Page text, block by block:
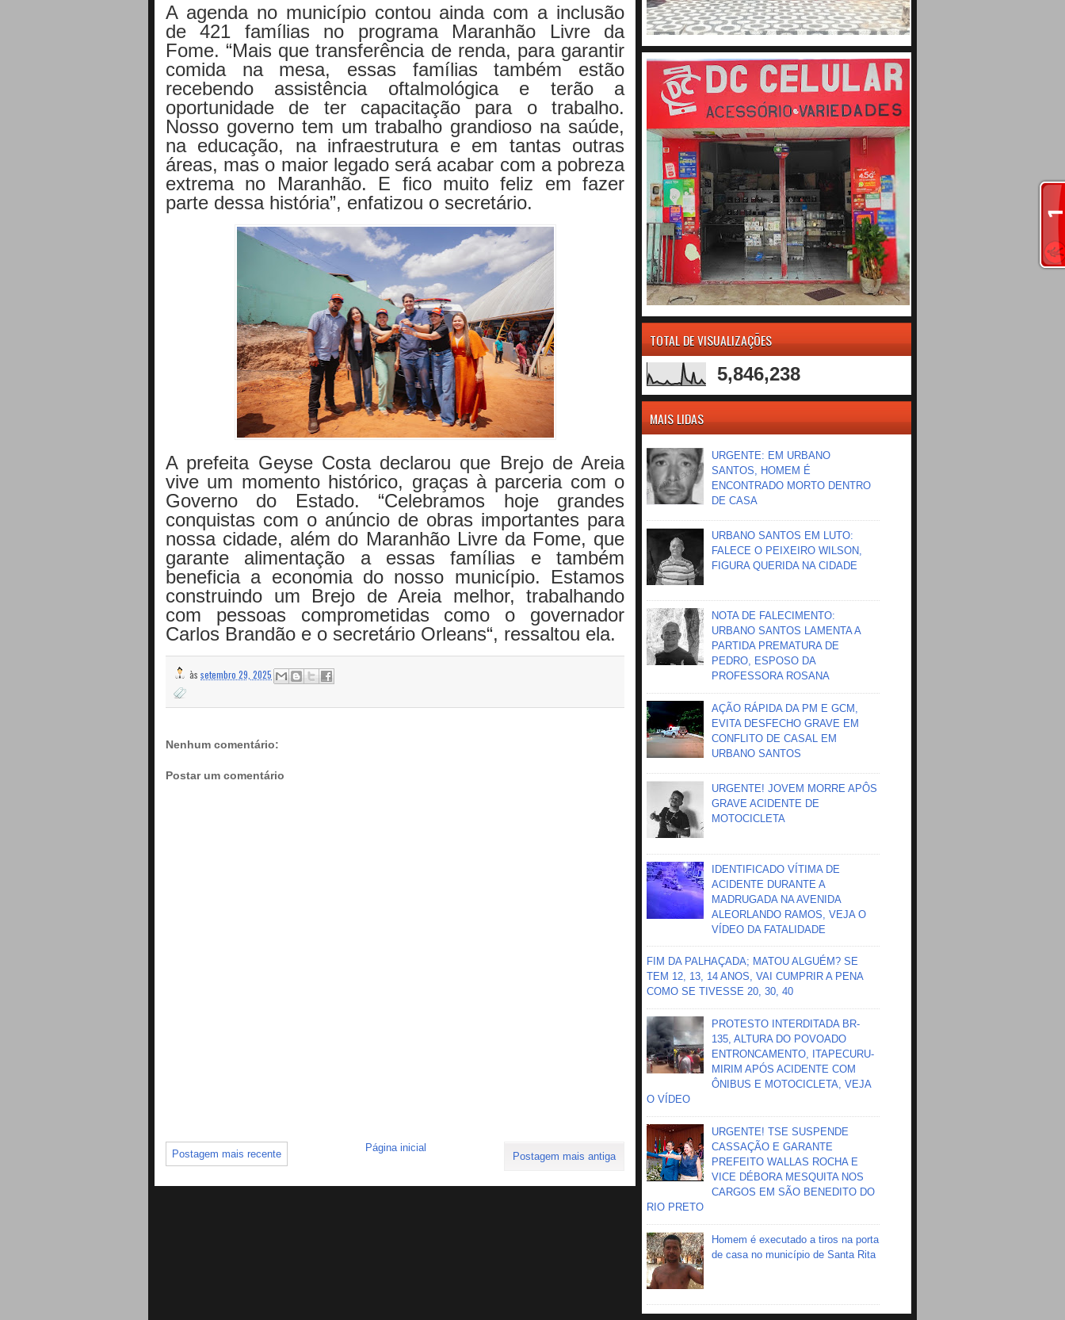
A agenda no município contou ainda com a inclusão
de 421 famílias no programa Maranhão Livre da
Fome. “Mais que transferência de renda, para garantir
comida na mesa, essas famílias também estão
recebendo assistência oftalmológica e terão a
oportunidade de ter capacitação para o trabalho.
Nosso governo tem um trabalho grandioso na saúde,
na educação, na infraestrutura e em tantas outras
áreas, mas o maior legado será acabar com a pobreza
extrema no Maranhão. E fico muito feliz em fazer
parte dessa história”, enfatizou o secretário.
A prefeita Geyse Costa declarou que Brejo de Areia
vive um momento histórico, graças à parceria com o
Governo do Estado. “Celebramos hoje grandes
conquistas com o anúncio de obras importantes para
nossa cidade, além do Maranhão Livre da Fome, que
garante alimentação a essas famílias e também
beneficia a economia do nosso município. Estamos
construindo um Brejo de Areia melhor, trabalhando
com pessoas comprometidas como o governador
Carlos Brandão e o secretário Orleans“, ressaltou ela.
às setembro 29, 2025
Nenhum comentário:
Postar um comentário
Postagem mais recente Postagem mais antiga
Página inicial
TOTAL DE VISUALIZAÇÕES
5,846,238
MAIS LIDAS
URGENTE: EM URBANO
SANTOS, HOMEM É
ENCONTRADO MORTO DENTRO
DE CASA
URBANO SANTOS EM LUTO:
FALECE O PEIXEIRO WILSON,
FIGURA QUERIDA NA CIDADE
NOTA DE FALECIMENTO:
URBANO SANTOS LAMENTA A
PARTIDA PREMATURA DE
PEDRO, ESPOSO DA
PROFESSORA ROSANA
AÇÃO RÁPIDA DA PM E GCM,
EVITA DESFECHO GRAVE EM
CONFLITO DE CASAL EM
URBANO SANTOS
URGENTE! JOVEM MORRE APÔS
GRAVE ACIDENTE DE
MOTOCICLETA
IDENTIFICADO VÍTIMA DE
ACIDENTE DURANTE A
MADRUGADA NA AVENIDA
ALEORLANDO RAMOS, VEJA O
VÍDEO DA FATALIDADE
FIM DA PALHAÇADA; MATOU ALGUÉM? SE
TEM 12, 13, 14 ANOS, VAI CUMPRIR A PENA
COMO SE TIVESSE 20, 30, 40
PROTESTO INTERDITADA BR-
135, ALTURA DO POVOADO
ENTRONCAMENTO, ITAPECURU-
MIRIM APÓS ACIDENTE COM
ÔNIBUS E MOTOCICLETA, VEJA
O VÍDEO
URGENTE! TSE SUSPENDE
CASSAÇÃO E GARANTE
PREFEITO WALLAS ROCHA E
VICE DÉBORA MESQUITA NOS
CARGOS EM SÃO BENEDITO DO
RIO PRETO
Homem é executado a tiros na porta
de casa no município de Santa Rita